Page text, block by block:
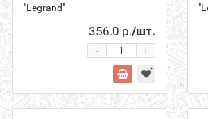
"Legrand"
356.0 р./шт.
+
-